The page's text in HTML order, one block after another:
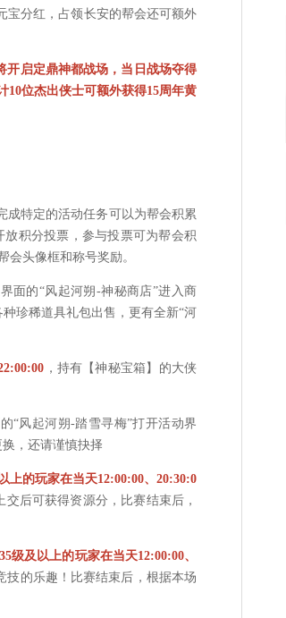
宝分红，占领长安的帮会还可额外
开启定鼎神都战场，当日战场夺得
10位杰出侠士可额外获得15周年黄
成特定的活动任务可以为帮会积累
积分投票，参与投票可为帮会积
会头像框和称号奖励。
面的“风起河朔-神秘商店”进入商
珍稀道具礼包出售，更有全新“河
，持有【神秘宝箱】的大侠
“风起河朔-踏雪寻梅”打开活动界
，还请谨慎抉择
上的玩家在当天12:00:00、20:30:0
后可获得资源分，比赛结束后，
级及以上的玩家在当天12:00:00、
技的乐趣！比赛结束后，根据本场